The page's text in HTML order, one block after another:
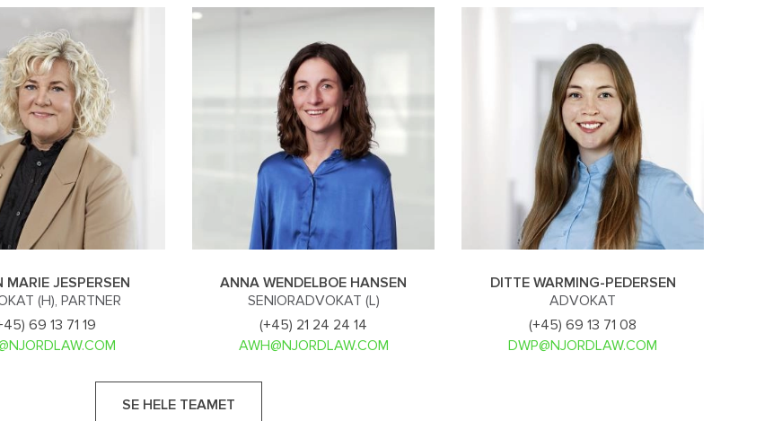
MARIE JESPERSEN
(H), PARTNER
69 13 71 19
ANNA WENDELBOE HANSEN
SENIORADVOKAT (L)
(+45) 21 24 24 14
AWH@NJORDLAW.COM
DITTE WARMING-PEDERSEN
ADVOKAT
(+45) 69 13 71 08
DWP@NJORDLAW.COM
SE HELE TEAMET